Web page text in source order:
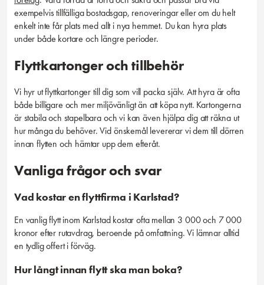
exempelvis tillfälliga bostadsgap, renoveringar eller om du helt
enkelt inte får plats med allt i nya hemmet. Du kan hyra plats
under både kortare och längre perioder.
Flyttkartonger och tillbehör
Vi hyr ut flyttkartonger till dig som vill packa själv. Att hyra är ofta
både billigare och mer miljövänligt än att köpa nytt. Kartongerna
är stabila och stapelbara och vi kan även hjälpa dig att räkna ut
hur många du behöver. Vid önskemål levererar vi dem till dörren
innan flytten och hämtar upp dem efteråt.
Vanliga frågor och svar
Vad kostar en flyttfirma i Karlstad?
En vanlig flytt inom Karlstad kostar ofta mellan 3 000 och 7 000
kronor efter rutavdrag, beroende på omfattning. Vi lämnar alltid
en tydlig offert i förväg.
Hur långt innan flytt ska man boka?